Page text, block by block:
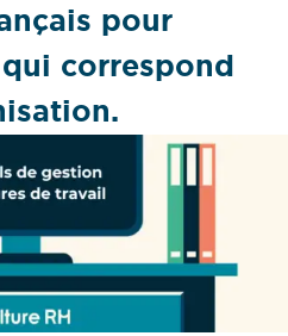
pour
correspond